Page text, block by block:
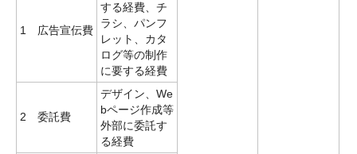
1 広告宣伝費
する経費、チ
ラシ、パンフ
レット、カタ
ログ等の制作
に要する経費
2 委託費
デザイン、We
bページ作成等
外部に委託す
る経費